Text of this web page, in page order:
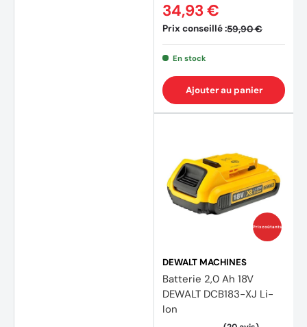
(4
Prix conseillé :59,90 €
34,93 €
En stock
Ajouter au panier
Prix coûtants
DEWALT MACHINES
Batterie 2,0 Ah 18V
DEWALT DCB183-XJ Li-
Ion